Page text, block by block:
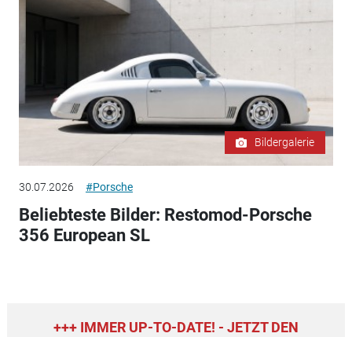
Bildergalerie
30.07.2026 #Porsche
Beliebteste Bilder: Restomod-Porsche
356 European SL
+++ IMMER UP-TO-DATE! - JETZT DEN